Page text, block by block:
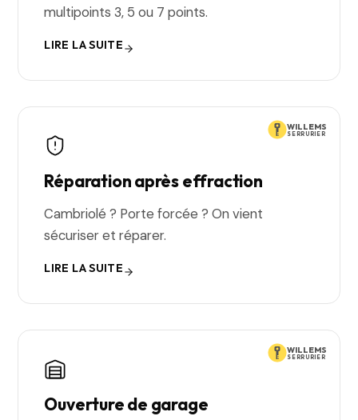
multipoints 3, 5 ou 7 points.
LIRE LA SUITE
WILLEMS
SERRURIER
Réparation après effraction
Cambriolé ? Porte forcée ? On vient
sécuriser et réparer.
LIRE LA SUITE
WILLEMS
SERRURIER
Ouverture de garage